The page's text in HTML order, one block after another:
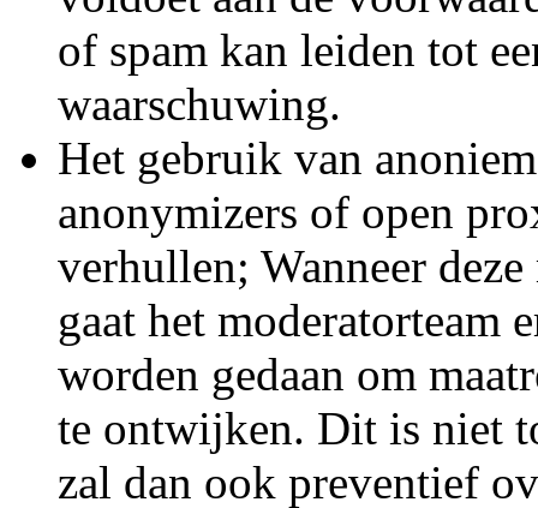
of spam kan leiden tot
waarschuwing.
Het gebruik van
anonymizers of open
verhullen; Wanneer
gaat het moderatorteam
worden gedaan om
te ontwijken. Dit is niet
zal dan ook preventief